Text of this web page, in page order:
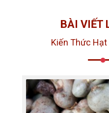
BÀI VIẾT
Kiến Thức